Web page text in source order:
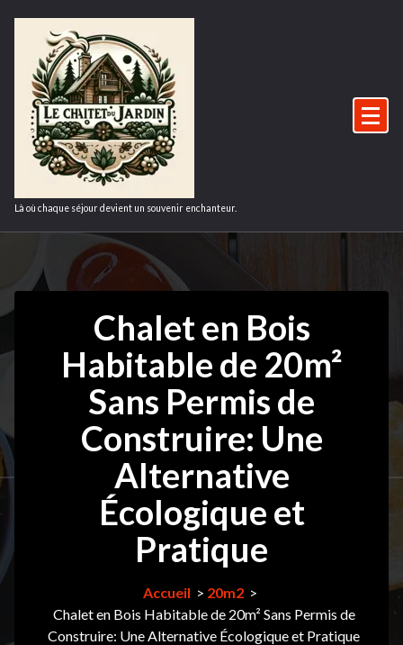
contenu
Là où chaque séjour devient un souvenir enchanteur.
Chalet en Bois
Habitable de 20m²
Sans Permis de
Construire: Une
Alternative
Écologique et
Pratique
Accueil > 20m2 >
Chalet en Bois Habitable de 20m² Sans Permis de
Construire: Une Alternative Écologique et Pratique